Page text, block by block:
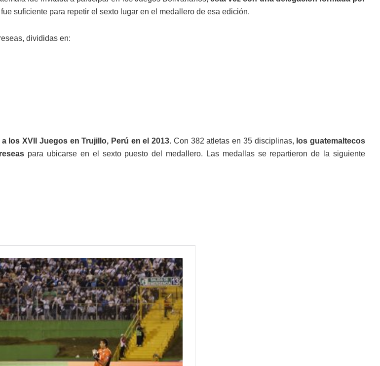
fue suficiente para repetir el sexto lugar en el medallero de esa edición.
divididas en:
los XVII Juegos en Trujillo, Perú en el 2013. Con 382 atletas en 35 disciplinas, los guatemaltecos
para ubicarse en el sexto puesto del medallero. Las medallas se repartieron de la siguiente